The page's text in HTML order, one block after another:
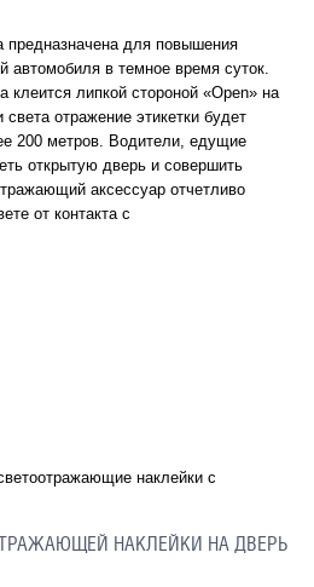
для повышения
автомобиля в темное время суток.
липкой стороной «Open» на
отражение этикетки будет
200 метров. Водители, едущие
открытую дверь и совершить
аксессуар отчетливо
от контакта с
наклейки с
НАКЛЕЙКИ НА ДВЕРЬ